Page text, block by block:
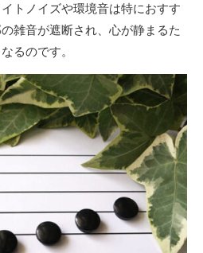
トノイズや環境音は特におすす
雑音が遮断され、心が静まるた
るのです。